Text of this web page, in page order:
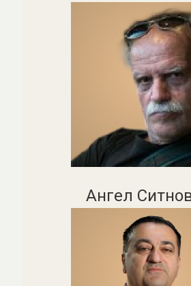
Ангел